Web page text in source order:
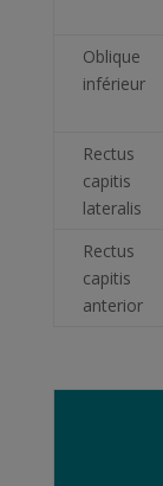
Oblique
inférieur
Rectus
capitis
lateralis
Rectus
capitis
anterior